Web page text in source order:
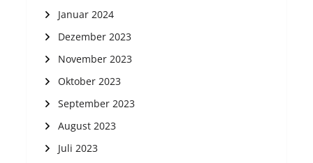
Januar 2024
Dezember 2023
November 2023
Oktober 2023
September 2023
August 2023
Juli 2023